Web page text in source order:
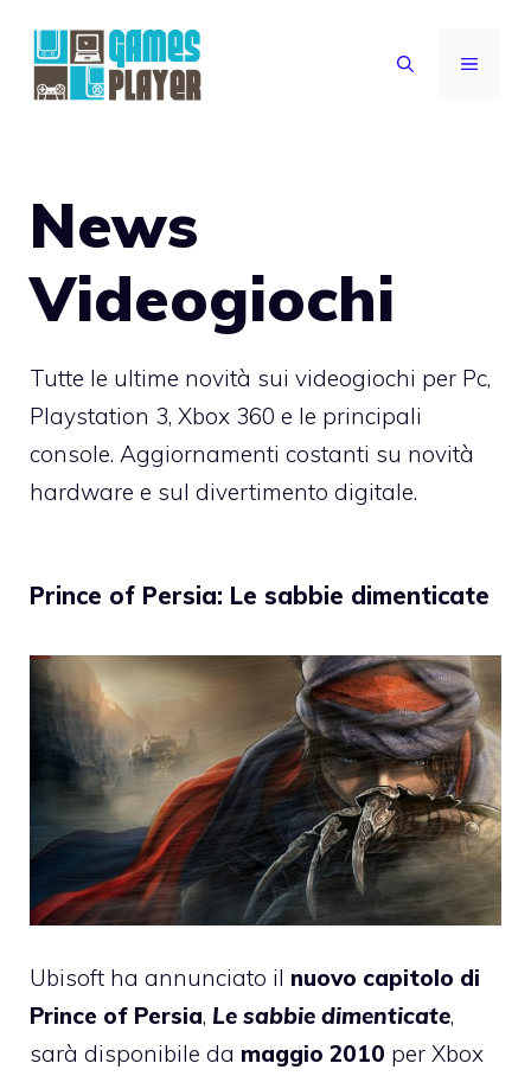
contenuto
MENU
News
Videogiochi
Tutte le ultime novità sui videogiochi per Pc,
Playstation 3, Xbox 360 e le principali
console. Aggiornamenti costanti su novità
hardware e sul divertimento digitale.
Prince of Persia: Le sabbie dimenticate
Ubisoft ha annunciato il nuovo capitolo di
Prince of Persia, Le sabbie dimenticate,
sarà disponibile da maggio 2010 per Xbox